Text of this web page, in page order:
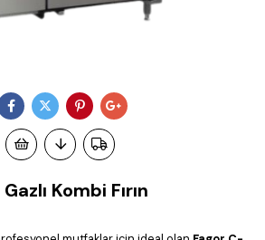
Kombi Fırın